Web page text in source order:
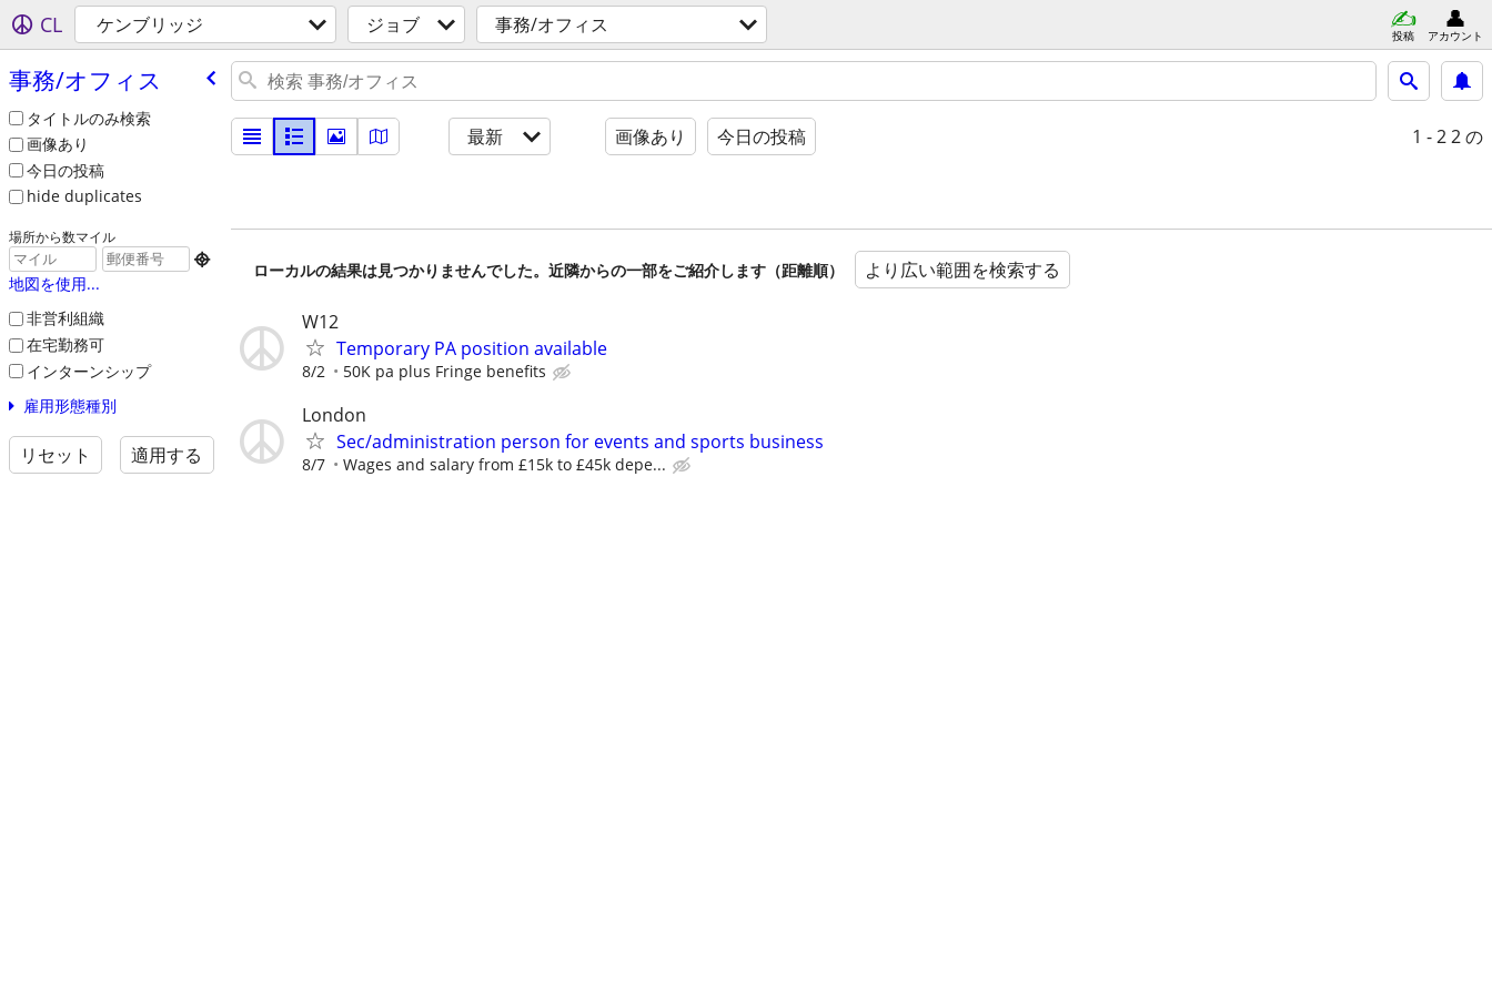
CL ケンブリッジ ジョブ 事務/オフィス 投稿 アカウント
事務/​オフィス
タイトルのみ検索
画像あり
今日の投稿
hide duplicates
場所から数マイル

地図を使用...
非営利組織
在宅勤務可
インターンシップ
雇用形態種別
リセット 適用する
最新 画像あり 今日の投稿 1 - 22 の
ローカルの結果は見つかりませんでした。近隣からの一部をご紹介します（距離順） より広い範囲を検索する
W12
Temporary PA position available
8/2 50K pa plus Fringe benefits
London
Sec/administration person for events and sports business
8/7 Wages and salary from £15k to £45k depe...